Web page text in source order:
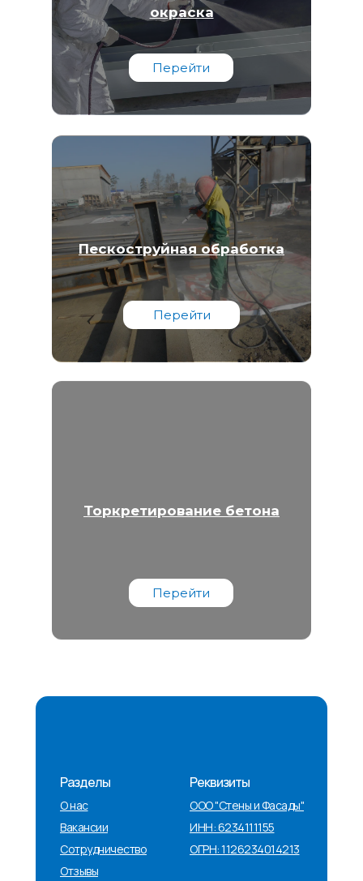
окраска
Перейти
Пескоструйная обработка
Перейти
Торкретирование бетона
Перейти
Разделы
ИНН: 6234111155
ООО "Стены и Фасады"
ОГРН: 1126234014213
Реквизиты
О нас
Сотрудничество
Отзывы
Вакансии